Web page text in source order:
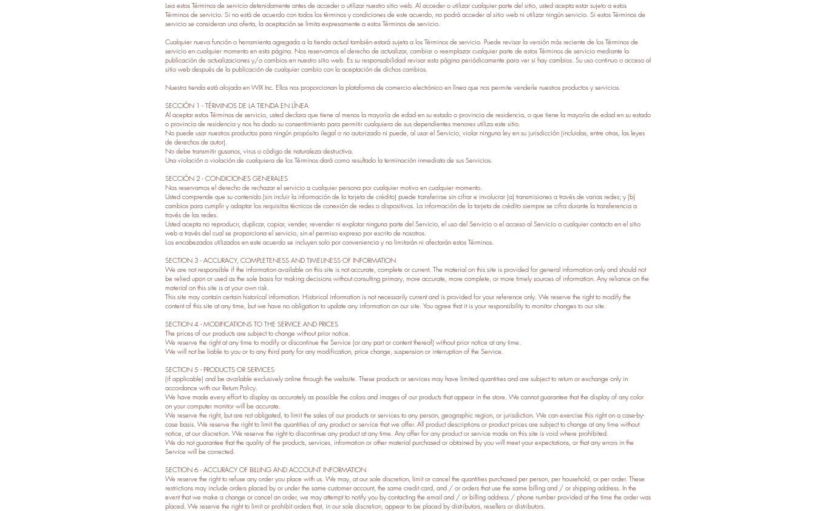
Lea estos Términos de servicio detenidamente antes de acceder o utilizar nuestro sitio web. Al acceder o utilizar cualquier parte del sitio, usted acepta estar sujeto a estos
Términos de servicio. Si no está de acuerdo con todos los términos y condiciones de este acuerdo, no podrá acceder al sitio web ni utilizar ningún servicio. Si estos Términos de
servicio se consideran una oferta, la aceptación se limita expresamente a estos Términos de servicio.
Cualquier nueva función o herramienta agregada a la tienda actual también estará sujeta a los Términos de servicio. Puede revisar la versión más reciente de los Términos de
servicio en cualquier momento en esta página. Nos reservamos el derecho de actualizar, cambiar o reemplazar cualquier parte de estos Términos de servicio mediante la
publicación de actualizaciones y/o cambios en nuestro sitio web. Es su responsabilidad revisar esta página periódicamente para ver si hay cambios. Su uso continuo o acceso al
sitio web después de la publicación de cualquier cambio con la aceptación de dichos cambios.
Nuestra tienda está alojada en WIX Inc. Ellos nos proporcionan la plataforma de comercio electrónico en línea que nos permite venderle nuestros productos y servicios.
SECCIÓN 1 - TÉRMINOS DE LA TIENDA EN LÍNEA
Al aceptar estos Términos de servicio, usted declara que tiene al menos la mayoría de edad en su estado o provincia de residencia, o que tiene la mayoría de edad en su estado
o provincia de residencia y nos ha dado su consentimiento para permitir cualquiera de sus dependientes menores utiliza este sitio.
No puede usar nuestros productos para ningún propósito ilegal o no autorizado ni puede, al usar el Servicio, violar ninguna ley en su jurisdicción (incluidas, entre otras, las leyes
de derechos de autor).
No debe transmitir gusanos, virus o código de naturaleza destructiva.
Una violación o violación de cualquiera de los Términos dará como resultado la terminación inmediata de sus Servicios.
SECCIÓN 2 - CONDICIONES GENERALES
Nos reservamos el derecho de rechazar el servicio a cualquier persona por cualquier motivo en cualquier momento.
Usted comprende que su contenido (sin incluir la información de la tarjeta de crédito) puede transferirse sin cifrar e involucrar (a) transmisiones a través de varias redes; y (b)
cambios para cumplir y adaptar los requisitos técnicos de conexión de redes o dispositivos. La información de la tarjeta de crédito siempre se cifra durante la transferencia a
través de las redes.
Usted acepta no reproducir, duplicar, copiar, vender, revender ni explotar ninguna parte del Servicio, el uso del Servicio o el acceso al Servicio o cualquier contacto en el sitio
web a través del cual se proporciona el servicio, sin el permiso expreso por escrito de nosotros.
Los encabezados utilizados en este acuerdo se incluyen solo por conveniencia y no limitarán ni afectarán estos Términos.
SECTION 3 - ACCURACY, COMPLETENESS AND TIMELINESS OF INFORMATION
We are not responsible if the information available on this site is not accurate, complete or current. The material on this site is provided for general information only and should not
be relied upon or used as the sole basis for making decisions without consulting primary, more accurate, more complete, or more timely sources of information. Any reliance on the
material on this site is at your own risk.
This site may contain certain historical information. Historical information is not necessarily current and is provided for your reference only. We reserve the right to modify the
content of this site at any time, but we have no obligation to update any information on our site. You agree that it is your responsibility to monitor changes to our site.
SECTION 4 - MODIFICATIONS TO THE SERVICE AND PRICES
The prices of our products are subject to change without prior notice.
We reserve the right at any time to modify or discontinue the Service (or any part or content thereof) without prior notice at any time.
We will not be liable to you or to any third party for any modification, price change, suspension or interruption of the Service.
SECTION 5 - PRODUCTS OR SERVICES
(if applicable) and be available exclusively online through the website. These products or services may have limited quantities and are subject to return or exchange only in
accordance with our Return Policy.
We have made every effort to display as accurately as possible the colors and images of our products that appear in the store. We cannot guarantee that the display of any color
on your computer monitor will be accurate.
We reserve the right, but are not obligated, to limit the sales of our products or services to any person, geographic region, or jurisdiction. We can exercise this right on a case-by-
case basis. We reserve the right to limit the quantities of any product or service that we offer. All product descriptions or product prices are subject to change at any time without
notice, at our discretion. We reserve the right to discontinue any product at any time. Any offer for any product or service made on this site is void where prohibited.
We do not guarantee that the quality of the products, services, information or other material purchased or obtained by you will meet your expectations, or that any errors in the
Service will be corrected.
SECTION 6 - ACCURACY OF BILLING AND ACCOUNT INFORMATION
We reserve the right to refuse any order you place with us. We may, at our sole discretion, limit or cancel the quantities purchased per person, per household, or per order. These
restrictions may include orders placed by or under the same customer account, the same credit card, and / or orders that use the same billing and / or shipping address. In the
event that we make a change or cancel an order, we may attempt to notify you by contacting the email and / or billing address / phone number provided at the time the order was
placed. We reserve the right to limit or prohibit orders that, in our sole discretion, appear to be placed by distributors, resellers or distributors.